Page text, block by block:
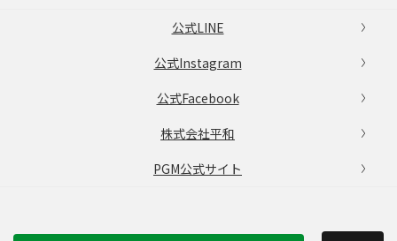
公式LINE
公式Instagram
公式Facebook
株式会社平和
PGM公式サイト